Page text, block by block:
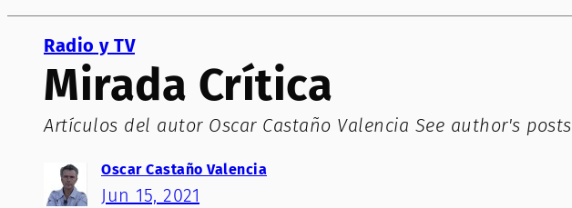
Radio y TV
Mirada Crítica
Artículos del autor Oscar Castaño Valencia See author's posts
Oscar Castaño Valencia
Jun 15, 2021